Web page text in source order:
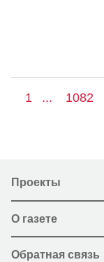
1 ... 1082
Проекты
О газете
Обратная связь